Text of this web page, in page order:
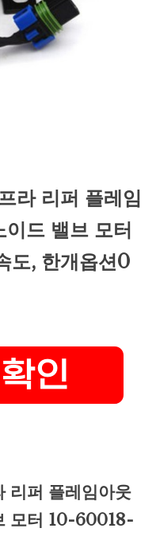
라 리퍼 플레임
드 밸브 모터
도, 한개옵션0
리퍼 플레임아웃
모터 10-60018-